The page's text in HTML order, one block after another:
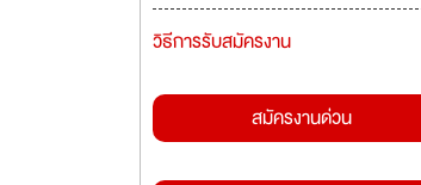
วิธีการรับสมัครงาน
สมัครงานด่วน